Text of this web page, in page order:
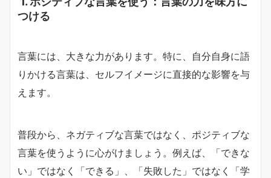
つける
言葉には、大きな力があります。特に、自分自身に語
りかける言葉は、セルフイメージに直接的な影響を与
えます。
普段から、ネガティブな言葉ではなく、ポジティブな
言葉を使うように心がけましょう。例えば、「できな
い」ではなく「できる」、「失敗した」ではなく「学